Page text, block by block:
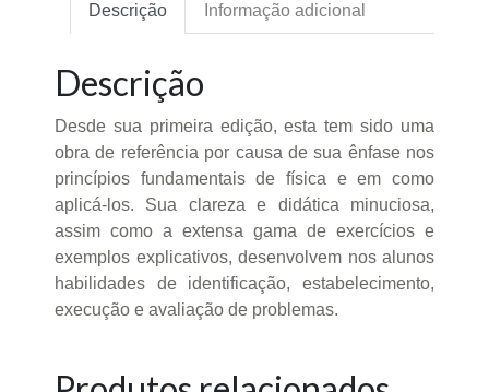
Descrição Informação adicional
Descrição
Desde sua primeira edição, esta tem sido uma
obra de referência por causa de sua ênfase nos
princípios fundamentais de física e em como
aplicá-los. Sua clareza e didática minuciosa,
assim como a extensa gama de exercícios e
exemplos explicativos, desenvolvem nos alunos
habilidades de identificação, estabelecimento,
execução e avaliação de problemas.